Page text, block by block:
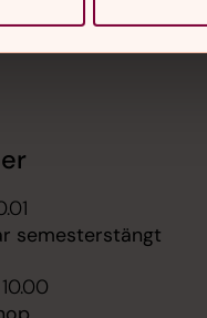
semesterstängt